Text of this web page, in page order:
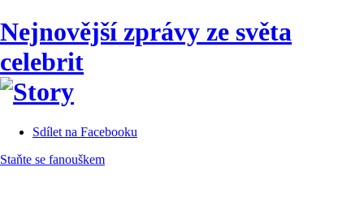
Nejnovější zprávy ze světa
celebrit
Sdílet na Facebooku
Staňte se fanouškem